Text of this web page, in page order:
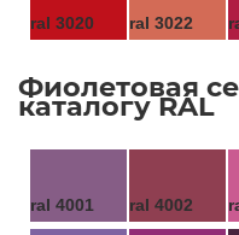
ral 3020 ral 3022
Фиолетовая
каталогу RAL
ral 4001 ral 4002